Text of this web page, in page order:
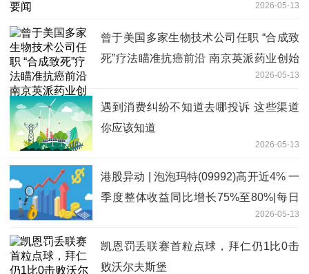
2026-05-13
曾于美国多家生物技术公司任职 “合成致
死”疗法瞄准抗癌前沿 南京英派药业创始
2026-05-13
遇到消费纠纷不知道去哪投诉 这些渠道
你应该知道
2026-05-13
港股异动 | 泡泡玛特(09992)高开近4% 一
季度整体收益同比增长75%至80%|每日
2026-05-13
凯恩罚丢联赛首粒点球，拜仁仍1比0击
败沃尔夫斯堡